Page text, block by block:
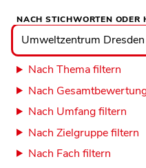
Nach
Stichworten
oder
Herausgebern
suchen
NACH STICHWORTEN ODER
Nach Thema filtern
Nach
Nach Umfang filtern
Nach Zielgruppe filtern
Nach Fach filtern